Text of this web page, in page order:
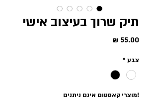
תיק שרוך בעיצוב אישי
צבע *
!מוצרי קאסטום אינם ניתנים